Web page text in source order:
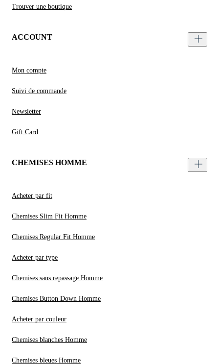
Trouver une boutique
ACCOUNT
Mon compte
Suivi de commande
Newsletter
Gift Card
CHEMISES HOMME
Acheter par fit
Chemises Slim Fit Homme
Chemises Regular Fit Homme
Acheter par type
Chemises sans repassage Homme
Chemises Button Down Homme
Acheter par couleur
Chemises blanches Homme
Chemises bleues Homme